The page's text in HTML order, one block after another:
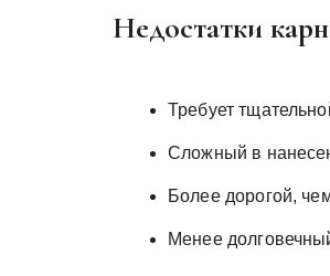
Недостатки
Требует
Сложный в
Более дорогой,
Менее